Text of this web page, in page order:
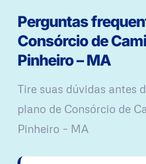
Perguntas
Consórcio de
Pinheiro – MA
Tire suas dúvidas antes
plano ​de Consórcio de
Pinheiro – MA